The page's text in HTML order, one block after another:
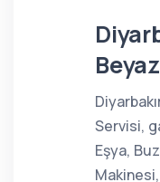
Servisi,
Eşya,